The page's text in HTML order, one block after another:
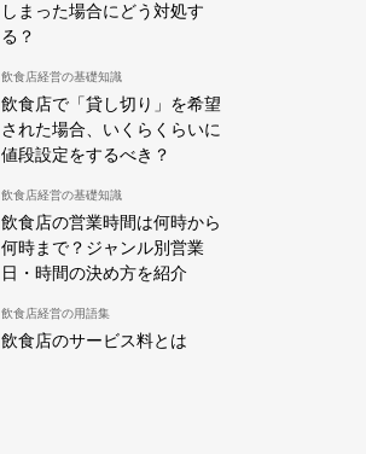
しまった場合にどう対処す
る？
飲食店経営の基礎知識
飲食店で「貸し切り」を希望
された場合、いくらくらいに
値段設定をするべき？
飲食店経営の基礎知識
飲食店の営業時間は何時から
何時まで？ジャンル別営業
日・時間の決め方を紹介
飲食店経営の用語集
飲食店のサービス料とは